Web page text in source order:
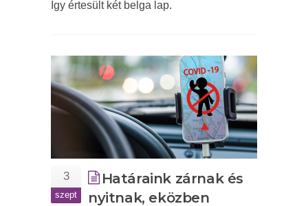
Így értesült két belga lap.
3
szept
Határaink zárnak és
nyitnak, eközben